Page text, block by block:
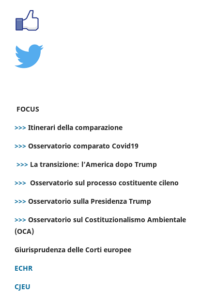
FOCUS
>>> Itinerari della comparazione
>>> Osservatorio comparato Covid19
>>> La transizione: l’America dopo Trump
>>> Osservatorio sul processo costituente cileno
>>> Osservatorio sulla Presidenza Trump
>>> Osservatorio sul Costituzionalismo Ambientale
(OCA)
Giurisprudenza delle Corti europee
ECHR
CJEU